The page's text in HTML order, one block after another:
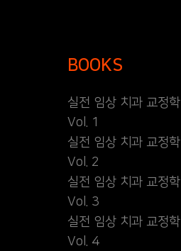
BOOKS
실전 임상 치과 교정학
Vol. 1
실전 임상 치과 교정학
Vol. 2
실전 임상 치과 교정학
Vol. 3
실전 임상 치과 교정학
Vol. 4